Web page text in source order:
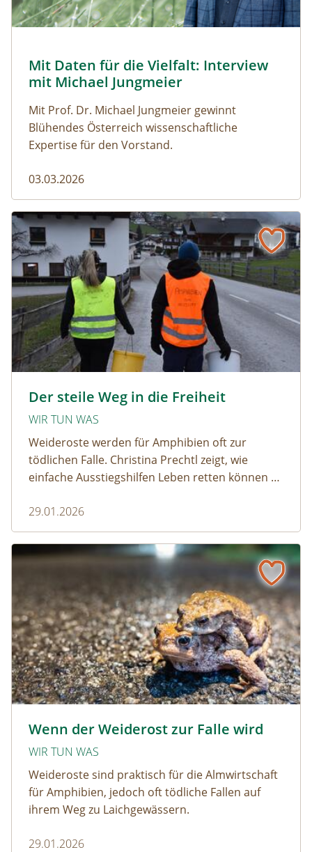
Naturmagazin: Mit Daten für die Vielfalt: Interview mit
Mit Daten für die Vielfalt: Interview
mit Michael Jungmeier
Mit Prof. Dr. Michael Jungmeier gewinnt
Blühendes Österreich wissenschaftliche
Expertise für den Vorstand.
03.03.2026
Der steile Weg in die Freiheit
WIR TUN WAS
Weideroste werden für Amphibien oft zur
tödlichen Falle. Christina Prechtl zeigt, wie
einfache Ausstiegshilfen Leben retten können –
Aufwand.
29.01.2026
Der steile Weg in die Freiheit
Wenn der Weiderost zur Falle wird
WIR TUN WAS
Weideroste sind praktisch für die Almwirtschaft
für Amphibien, jedoch oft tödliche Fallen auf
ihrem Weg zu Laichgewässern.
29.01.2026
Wenn der Weiderost zur Falle wird